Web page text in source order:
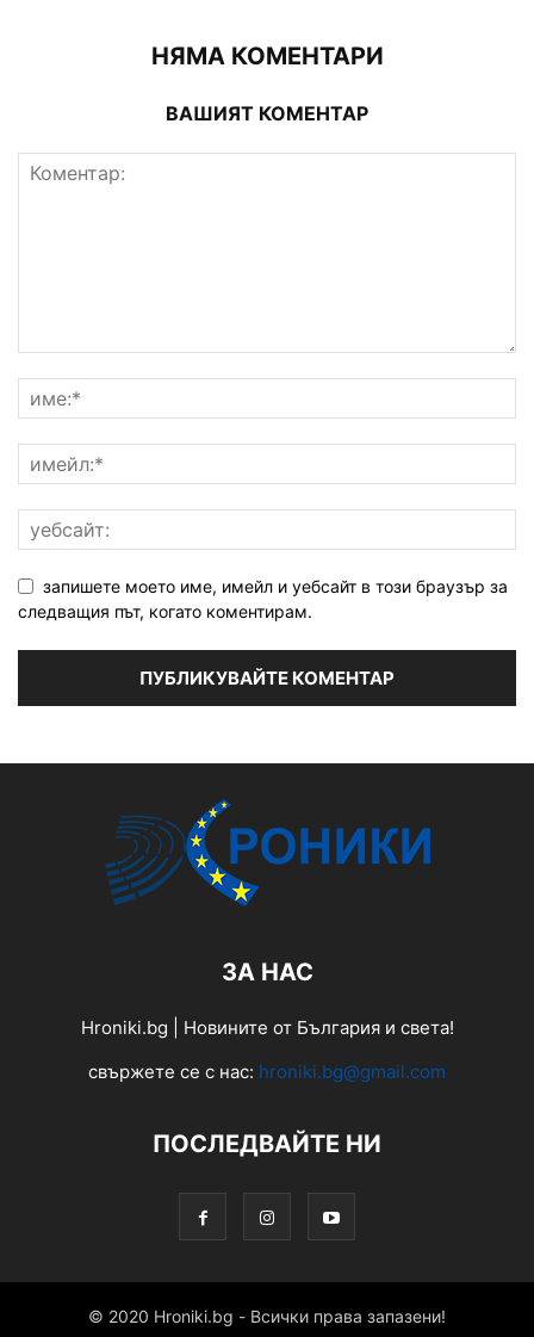
НЯМА КОМЕНТАРИ
ВАШИЯТ КОМЕНТАР
запишете моето име, имейл и уебсайт в този браузър за
следващия път, когато коментирам.
ЗА НАС
Hroniki.bg | Новините от България и света!
свържете се с нас: hroniki.bg@gmail.com
ПОСЛЕДВАЙТЕ НИ
© 2020 Hroniki.bg - Всички права запазени!